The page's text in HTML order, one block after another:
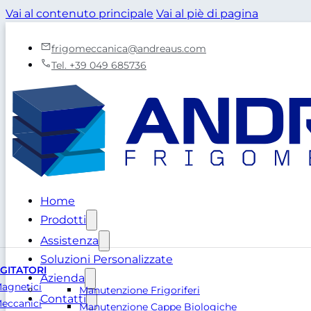
Vai al contenuto principale Vai al piè di pagina
frigomeccanica@andreaus.com
Tel. +39 049 685736
Home
Prodotti
Assistenza
Manutenzione Frigoriferi
Manutenzione Cappe Biologiche
Soluzioni Personalizzate
Azienda
Contatti